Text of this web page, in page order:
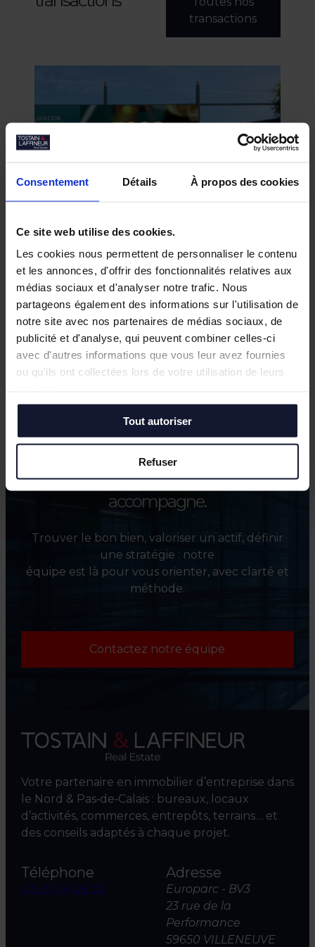
Consentement Détails À propos des cookies
Ce site web utilise des cookies.
Les cookies nous permettent de personnaliser le contenu
et les annonces, d'offrir des fonctionnalités relatives aux
médias sociaux et d'analyser notre trafic. Nous
partageons également des informations sur l'utilisation de
notre site avec nos partenaires de médias sociaux, de
publicité et d'analyse, qui peuvent combiner celles-ci
avec d'autres informations que vous leur avez fournies
ou qu'ils ont collectées lors de votre utilisation de leurs
Tout autoriser
Refuser
transactions
Besoin d’un point de départ ?On vous
accompagne.
Trouver le bon bien, valoriser un actif, définir
une stratégie : notre
équipe est là pour vous orienter, avec clarté et
méthode.
Contactez notre équipe
Votre partenaire en immobilier d’entreprise dans
le Nord & Pas‑de‑Calais : bureaux, locaux
d’activités, commerces, entrepôts, terrains… et
des conseils adaptés à chaque projet.
Téléphone
03 20 04 06 00
Adresse
Europarc - BV3
23 rue de la
Performance
59650 VILLENEUVE